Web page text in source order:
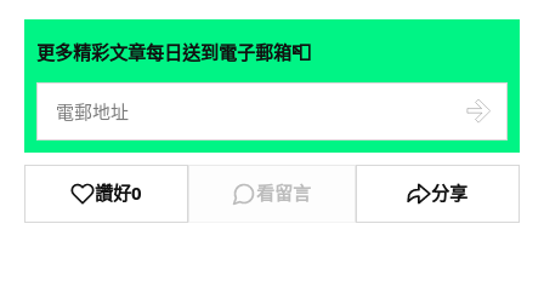
更多精彩文章每日送到電子郵箱📮
讚好0 看留言 分享